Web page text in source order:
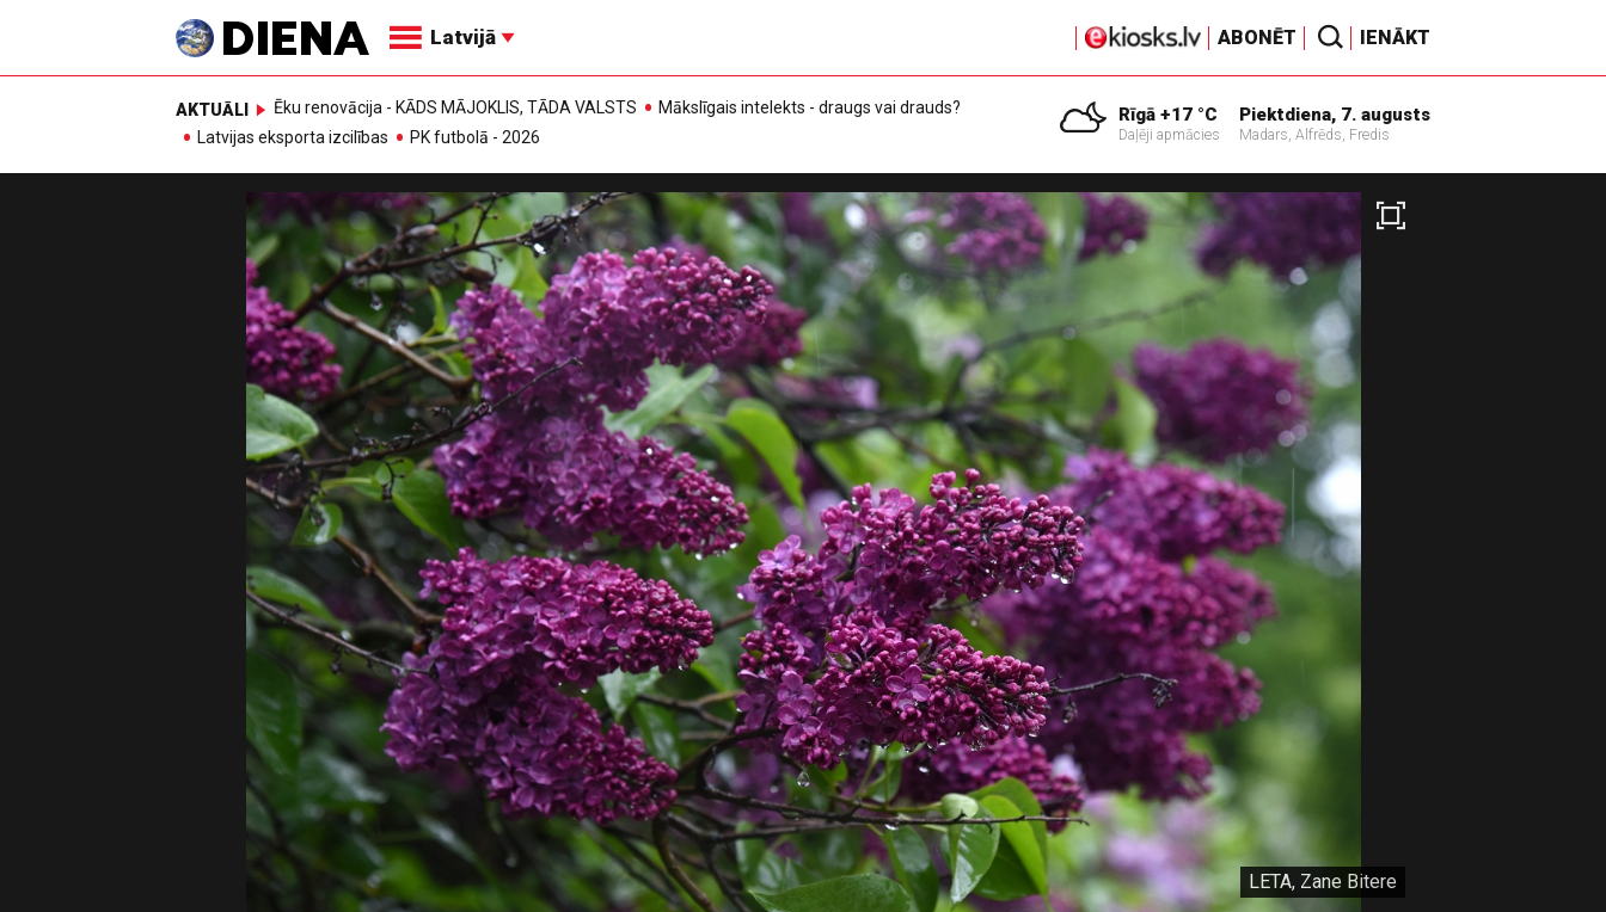
Latvijā ABONĒT IENĀKT
AKTUĀLI Ēku renovācija - KĀDS MĀJOKLIS, TĀDA VALSTS
Mākslīgais intelekts - draugs vai drauds?
Latvijas eksporta izcilības
PK futbolā - 2026
Rīgā +17 °C
Daļēji apmācies
Piektdiena, 7. augusts
Madars, Alfrēds, Fredis
LETA, Zane Bitere